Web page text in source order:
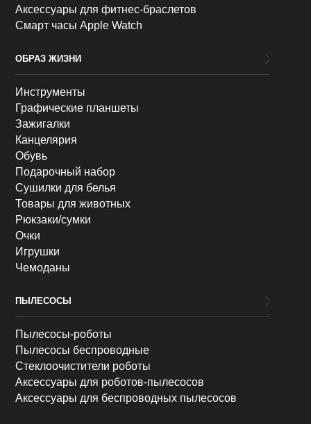
Аксессуары для фитнес-браслетов
Смарт часы Apple Watch
ОБРАЗ ЖИЗНИ
Инструменты
Графические планшеты
Зажигалки
Канцелярия
Обувь
Подарочный набор
Сушилки для белья
Товары для животных
Рюкзаки/сумки
Очки
Игрушки
Чемоданы
ПЫЛЕСОСЫ
Пылесосы-роботы
Пылесосы беспроводные
Стеклоочистители роботы
Аксессуары для роботов-пылесосов
Аксессуары для беспроводных пылесосов